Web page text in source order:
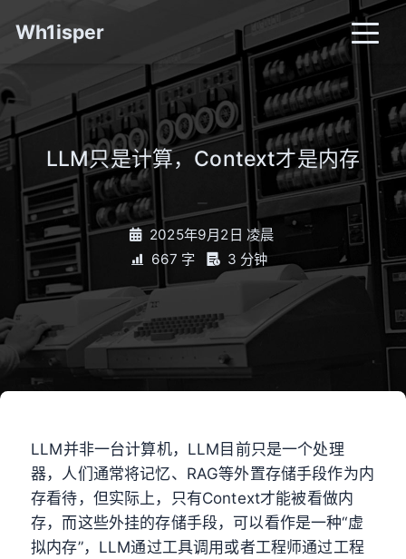
Wh1isper
LLM只是计算，Context才是内存
2025年9月2日 凌晨
667 字
3 分钟
LLM并非一台计算机，LLM目前只是一个处理
器，人们通常将记忆、RAG等外置存储手段作为内
存看待，但实际上，只有Context才能被看做内
存，而这些外挂的存储手段，可以看作是一种“虚
拟内存”，LLM通过工具调用或者工程师通过工程